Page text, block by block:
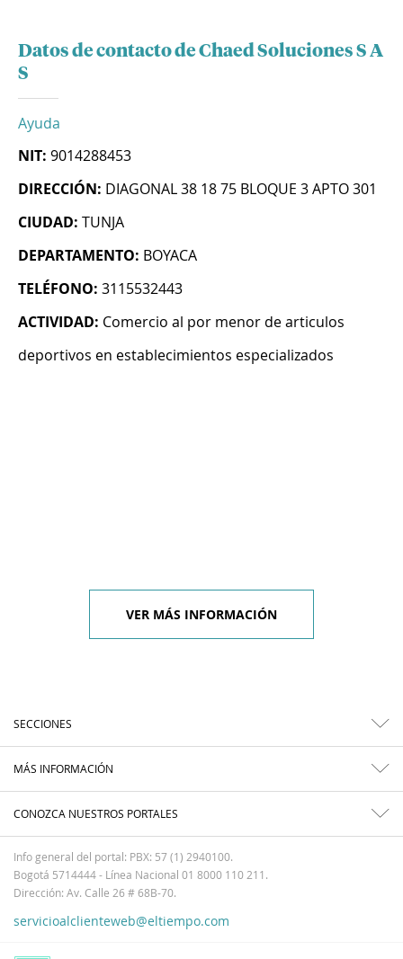
Datos de contacto de Chaed Soluciones S A
S
Ayuda
NIT: 9014288453
DIRECCIÓN: DIAGONAL 38 18 75 BLOQUE 3 APTO 301
CIUDAD: TUNJA
DEPARTAMENTO: BOYACA
TELÉFONO: 3115532443
ACTIVIDAD: Comercio al por menor de articulos
deportivos en establecimientos especializados
VER MÁS INFORMACIÓN
SECCIONES
MÁS INFORMACIÓN
CONOZCA NUESTROS PORTALES
Info general del portal: PBX: 57 (1) 2940100.
Bogotá 5714444 - Línea Nacional 01 8000 110 211.
Dirección: Av. Calle 26 # 68B-70.
servicioalclienteweb@eltiempo.com